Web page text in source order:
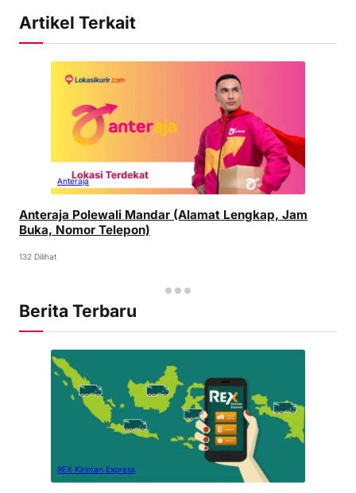
Artikel Terkait
Anteraja
Anteraja Polewali Mandar (Alamat Lengkap, Jam
Buka, Nomor Telepon)
132 Dilihat
Berita Terbaru
REX Kiriman Express